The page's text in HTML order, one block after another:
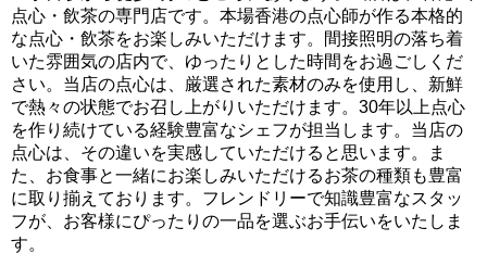
点心・飲茶の専門店です。本場香港の点心師が作る本格的
な点心・飲茶をお楽しみいただけます。間接照明の落ち着
いた雰囲気の店内で、ゆったりとした時間をお過ごしくだ
さい。当店の点心は、厳選された素材のみを使用し、新鮮
で熱々の状態でお召し上がりいただけます。30年以上点心
を作り続けている経験豊富なシェフが担当します。当店の
点心は、その違いを実感していただけると思います。ま
た、お食事と一緒にお楽しみいただけるお茶の種類も豊富
に取り揃えております。フレンドリーで知識豊富なスタッ
フが、お客様にぴったりの一品を選ぶお手伝いをいたしま
す。